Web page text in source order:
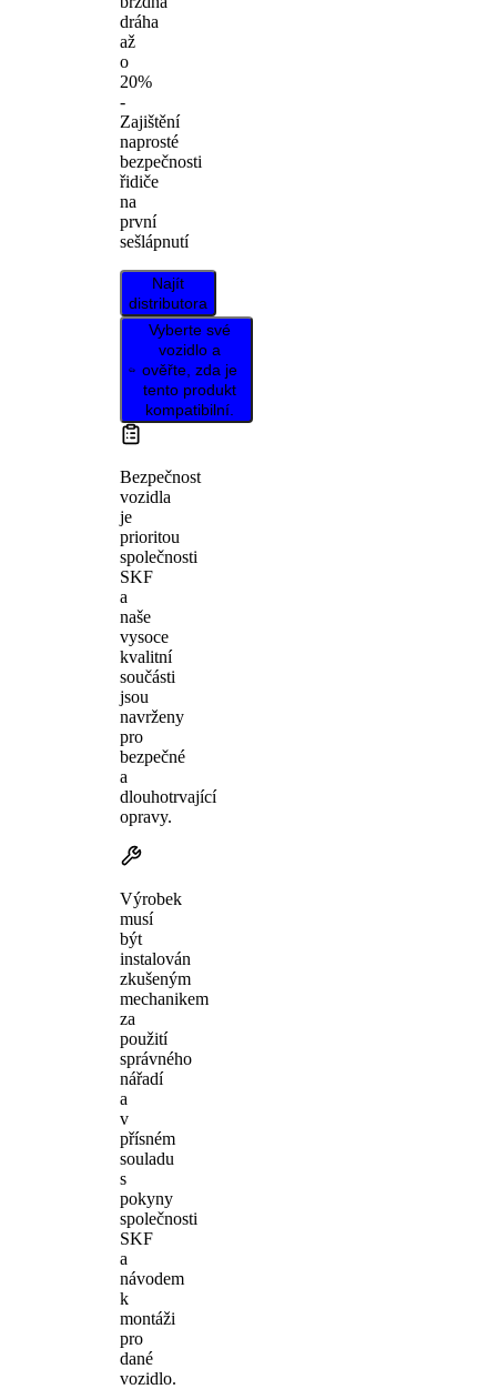
dráha
až
o
20%
-
Zajištění
naprosté
bezpečnosti
řidiče
na
první
sešlápnutí
Najít
distributora
Vyberte své
vozidlo a
ověřte, zda je
tento produkt
kompatibilní.
Bezpečnost
vozidla
je
prioritou
společnosti
SKF
a
naše
vysoce
kvalitní
součásti
jsou
navrženy
pro
bezpečné
a
dlouhotrvající
opravy.
Výrobek
musí
být
instalován
zkušeným
mechanikem
za
použití
správného
nářadí
a
v
přísném
souladu
s
pokyny
společnosti
SKF
a
návodem
k
montáži
pro
dané
vozidlo.